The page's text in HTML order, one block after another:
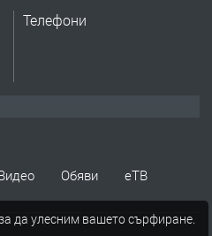
врата
i10 - 2024 | Само 55 лв./
RENT🌟
Телефони
Обяви
еТВ
да улесним вашето сърфиране.